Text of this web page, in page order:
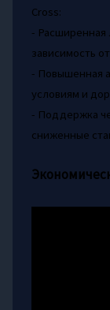
Cross:
- Расширенная
зависимость
- Повышенная
условиям и
- Поддержка
сниженные